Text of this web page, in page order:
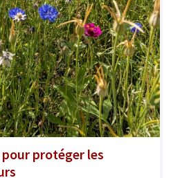
protéger les